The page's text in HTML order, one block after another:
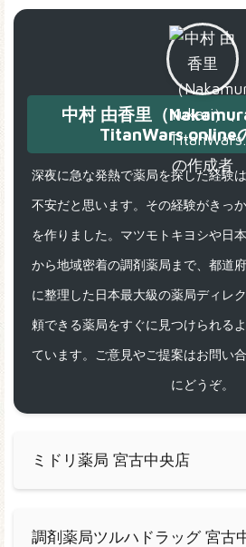
中村 由香里（
TitanWars.online
深夜に急な発熱で薬局を探した経験
不安だと思います。その経験がきっ
を作りました。マツモトキヨシや日
から地域密着の調剤薬局まで、都道
に整理した日本最大級の薬局ディレ
頼できる薬局をすぐに見つけられる
ています。ご意見やご提案はお問い
にどうぞ。
ミドリ薬局 宮古中央店
調剤薬局ツルハドラッグ 宮古